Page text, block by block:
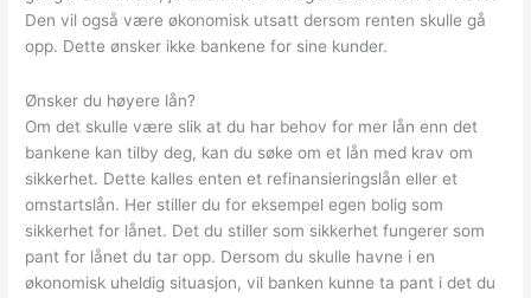
Den vil også være økonomisk utsatt dersom renten skulle gå
opp. Dette ønsker ikke bankene for sine kunder.
Ønsker du høyere lån?
Om det skulle være slik at du har behov for mer lån enn det
bankene kan tilby deg, kan du søke om et lån med krav om
sikkerhet. Dette kalles enten et refinansieringslån eller et
omstartslån. Her stiller du for eksempel egen bolig som
sikkerhet for lånet. Det du stiller som sikkerhet fungerer som
pant for lånet du tar opp. Dersom du skulle havne i en
økonomisk uheldig situasjon, vil banken kunne ta pant i det du